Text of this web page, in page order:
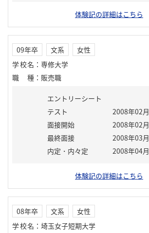
体験記の詳細はこちら
09年卒 文系
女性
学校名 ： 専修大学
職種 ： 販売職
エントリーシート
テスト
2008年02月
面接開始
2008年02月
最終面接
2008年03月
内定・内々定
2008年04月
体験記の詳細はこちら
08年卒 文系
女性
学校名 ： 埼玉女子短期大学